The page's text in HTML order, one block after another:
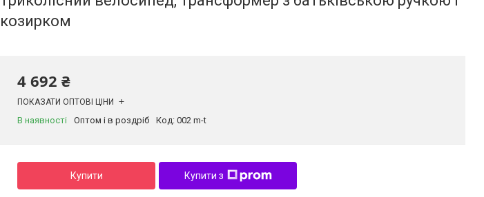
козирком
4 692 ₴
ПОКАЗАТИ ОПТОВІ ЦІНИ
В наявності Оптом і в роздріб Код: 002 m-t
Купити Купити з